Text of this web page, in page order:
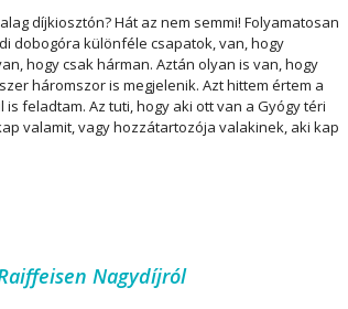
díjkiosztón? Hát az nem semmi! Folyamatosan
dobogóra különféle csapatok, van, hogy
hogy csak hárman. Aztán olyan is van, hogy
háromszor is megjelenik. Azt hittem értem a
feladtam. Az tuti, hogy aki ott van a Gyógy téri
valamit, vagy hozzátartozója valakinek, aki kap
Nagydíjról